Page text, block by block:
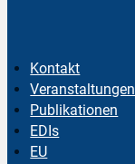
Kontakt
Veranstaltungen
Publikationen
EDIs
EU